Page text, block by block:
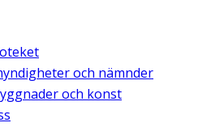
och nämnder
och konst